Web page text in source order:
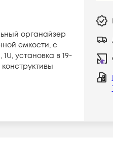
органайзер
емкости, с
установка в 19-